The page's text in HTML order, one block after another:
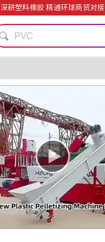
深耕塑料橡胶 精通环球商贸对接
碳纤维复合材料
PVC
PET
PP
模具
数字化生产
节能
轻量化
碳纤维复合材料
绿色成型方案
PVC
PET
耐高温